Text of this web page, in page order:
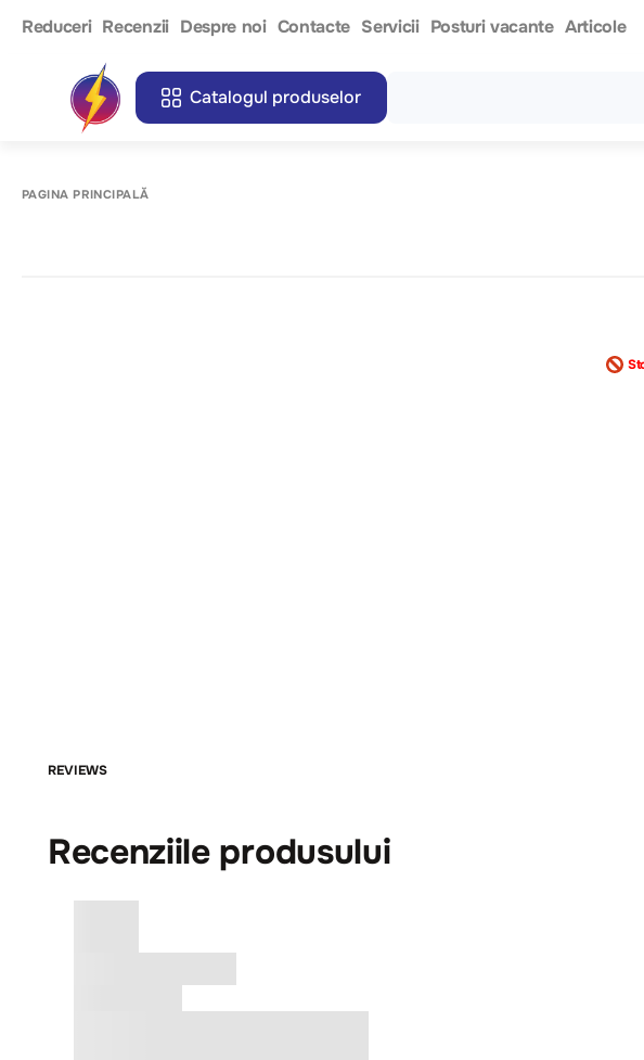
Reduceri Recenzii Despre noi Contacte Servicii Posturi vacante Articole
Catalogul produselor
PAGINA PRINCIPALĂ
REVIEWS
Recenziile produsului